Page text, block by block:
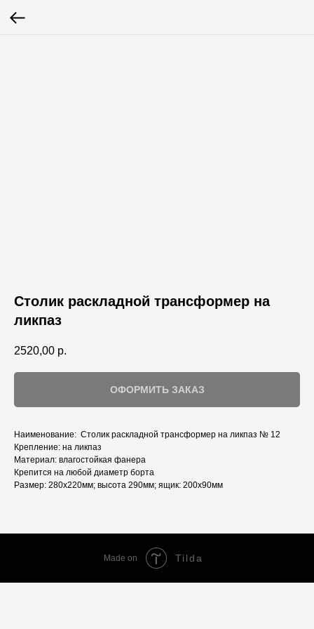
Столик раскладной трансформер на
ликпаз
2520,00 р.
ОФОРМИТЬ ЗАКАЗ
Наименование: Столик раскладной трансформер на ликпаз № 12
Крепление: на ликпаз
Материал: влагостойкая фанера
Крепится на любой диаметр борта
Размер: 280х220мм; высота 290мм; ящик: 200х90мм
Made on Tilda